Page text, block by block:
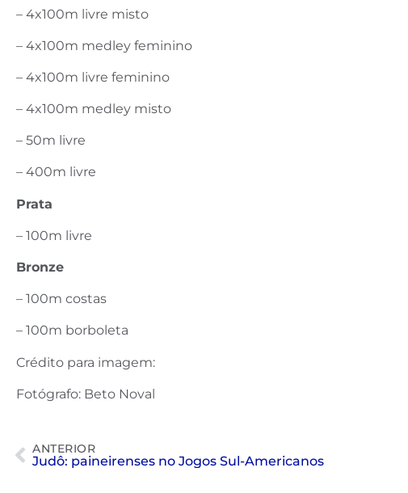
– 4x100m livre misto
– 4x100m medley feminino
– 4x100m livre feminino
– 4x100m medley misto
– 50m livre
– 400m livre
Prata
– 100m livre
Bronze
– 100m costas
– 100m borboleta
Crédito para imagem:
Fotógrafo: Beto Noval
ANTERIOR
Judô: paineirenses no Jogos Sul-Americanos